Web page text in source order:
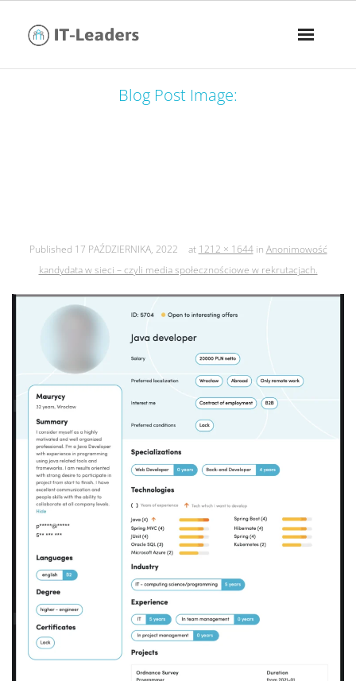
Blog Post Image:
Published 17 PAŹDZIERNIKA, 2022 at 1212 × 1644in Anonimowość
kandydata w sieci – czyli media społecznościowe w rekrutacjach.